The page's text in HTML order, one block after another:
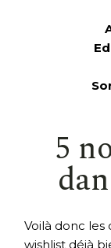
5
Voilà donc les
wishlist déjà